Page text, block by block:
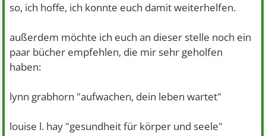
so, ich hoffe, ich konnte euch damit weiterhelfen.
außerdem möchte ich euch an dieser stelle noch ein
paar bücher empfehlen, die mir sehr geholfen
haben:
lynn grabhorn "aufwachen, dein leben wartet"
louise l. hay "gesundheit für körper und seele"